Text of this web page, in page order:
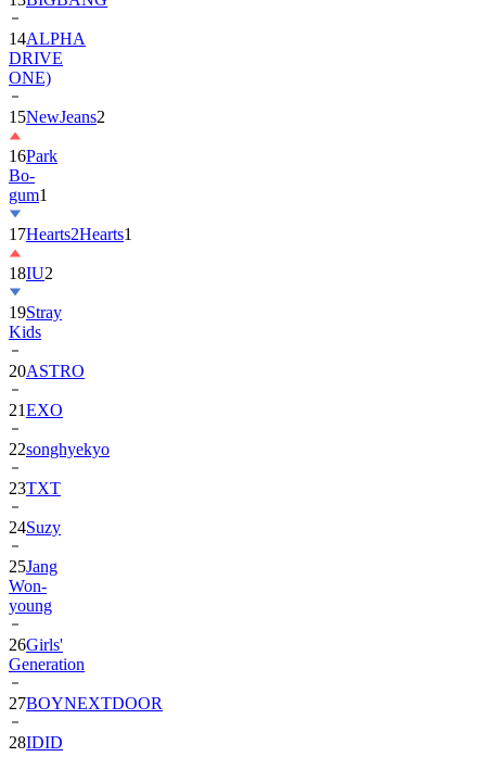
DRIVE
ONE)
15NewJeans
16Park
Bo-
gum1
17Hearts2Hearts
18IU2
19Stray
Kids
20ASTRO
21EXO
22songhyekyo
23TXT
24Suzy
25Jang
Won-
young
26Girls'
Generation
27BOYNEXTDOOR
28IDID
29Kim